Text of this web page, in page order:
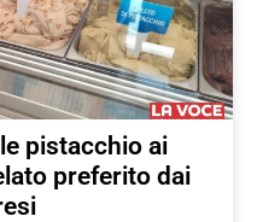
pistacchio ai
preferito dai